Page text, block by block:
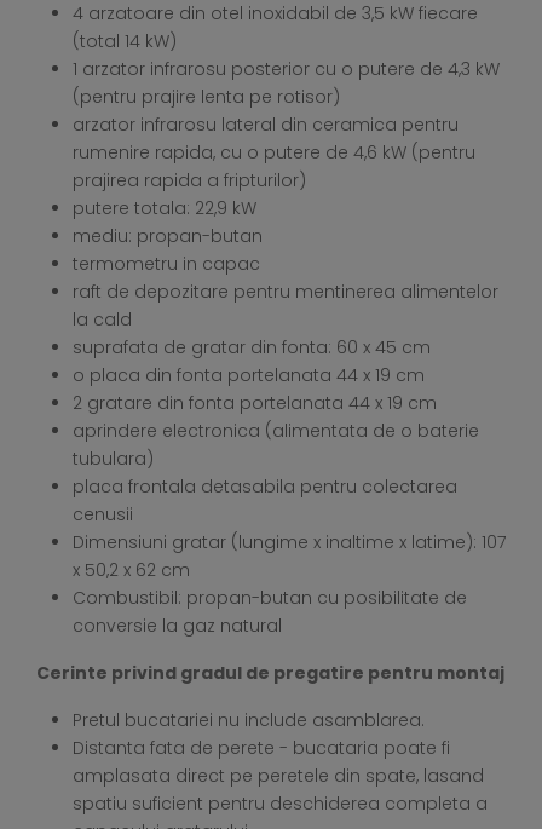
4 arzatoare din otel inoxidabil de 3,5 kW fiecare
(total 14 kW)
1 arzator infrarosu posterior cu o putere de 4,3 kW
(pentru prajire lenta pe rotisor)
arzator infrarosu lateral din ceramica pentru
rumenire rapida, cu o putere de 4,6 kW (pentru
prajirea rapida a fripturilor)
putere totala: 22,9 kW
mediu: propan-butan
termometru in capac
raft de depozitare pentru mentinerea alimentelor
la cald
suprafata de gratar din fonta: 60 x 45 cm
o placa din fonta portelanata 44 x 19 cm
2 gratare din fonta portelanata 44 x 19 cm
aprindere electronica (alimentata de o baterie
tubulara)
placa frontala detasabila pentru colectarea
cenusii
Dimensiuni gratar (lungime x inaltime x latime): 107
x 50,2 x 62 cm
Combustibil: propan-butan cu posibilitate de
conversie la gaz natural
Cerinte privind gradul de pregatire pentru montaj
Pretul bucatariei nu include asamblarea.
Distanta fata de perete - bucataria poate fi
amplasata direct pe peretele din spate, lasand
spatiu suficient pentru deschiderea completa a